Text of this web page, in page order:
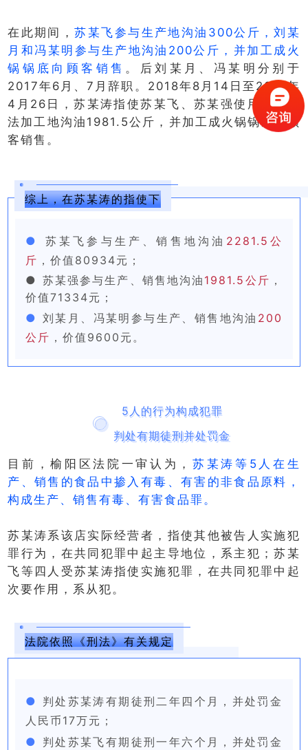
在此期间，苏某飞参与生产地沟油300公斤，刘某
月和冯某明参与生产地沟油200公斤，并加工成火
锅锅底向顾客销售 。后刘某月、冯某明分别于
2017年6月、7月辞职。2018年8月14日至2019年
4月26日，苏某涛指使苏某飞、苏某强使用上述方
法加工地沟油1981.5公斤，并加工成火锅锅底向顾
客销售。
综上，在苏某涛的指使下
● 苏某飞参与生产、销售地沟油 2281.5公
斤 ，价值80934元；
● 苏某强参与生产、销售地沟油 1981.5公斤 ，
价值71334元；
●刘某月、冯某明参与生产、销售地沟油 200
公斤 ，价值9600元。
5人的行为构成犯罪
判处有期徒刑并处罚金
目前，榆阳区法院一审认为，苏某涛等5人在生
产、销售的食品中掺入有毒、有害的非食品原料，
构成生产、销售有毒、有害食品罪。
苏某涛系该店实际经营者，指使其他被告人实施犯
罪行为，在共同犯罪中起主导地位，系主犯；苏某
飞等四人受苏某涛指使实施犯罪，在共同犯罪中起
次要作用，系从犯。
法院依照《刑法》有关规定
● 判处苏某涛有期徒刑二年四个月，并处罚金
人民币17万元；
● 判处苏某飞有期徒刑一年六个月，并处罚金